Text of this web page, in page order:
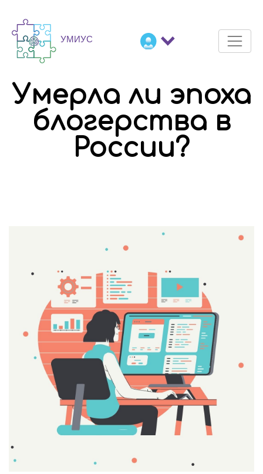
Умерла ли эпоха
блогерства в
России?